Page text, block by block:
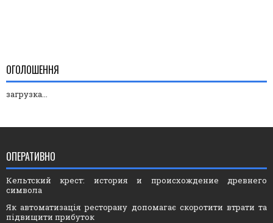
ОГОЛОШЕННЯ
загрузка...
ОПЕРАТИВНО
Кельтский крест: история и происхождение древнего
символа
Як автоматизація ресторану допомагає скоротити втрати та
підвищити прибуток